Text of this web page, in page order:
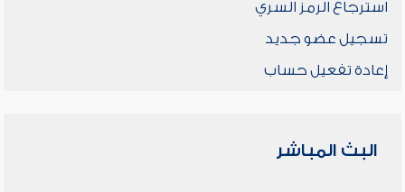
استرجاع الرمز السري
تسجيل عضو جديد
إعادة تفعيل حساب
البث المباشر